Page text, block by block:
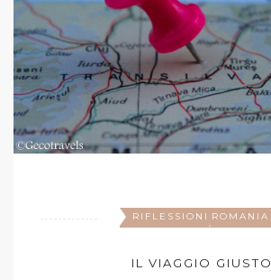
RIFLESSIONI
,
ROMANIA
IL VIAGGIO GIUSTO